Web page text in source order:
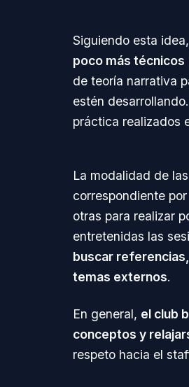
Siguiendo esta idea,
poco más técnicos
de teoría narrativa
estén
práctica realizados
La modalidad de
correspondiente
otras para realizar
entretenidas las
buscar
temas externos.
En general, el club
conceptos y
respeto hacia el